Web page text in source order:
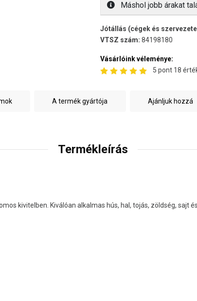
Máshol jobb árakat
Jótállás (cégek és
VTSZ szám: 84198180
Vásárlóink véleménye:
5 pont 18
A termék gyártója Ajánljuk hozzá
Termékleírás
kivitelben. Kiválóan alkalmas hús, hal, tojás, zöldség, sajt